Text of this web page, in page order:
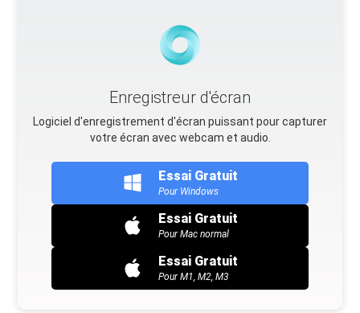
Enregistreur d'écran
Logiciel d'enregistrement d'écran puissant pour capturer
votre écran avec webcam et audio.
Essai Gratuit
Pour Windows
Essai Gratuit
Pour Mac normal
Essai Gratuit
Pour M1, M2, M3